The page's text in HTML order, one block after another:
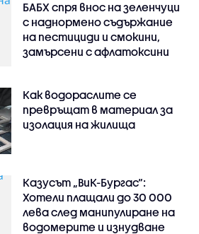
БАБХ спря внос на зеленчуци
с наднормено съдържание
на пестициди и смокини,
замърсени с афлатоксини
Как водораслите се
превръщат в материал за
изолация на жилища
Казусът „ВиК-Бургас“:
Хотели плащали до 30 000
лева след манипулиране на
водомерите и изнудване